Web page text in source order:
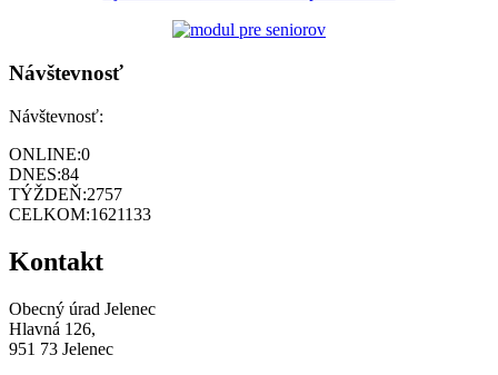
Návštevnosť
Návštevnosť:
ONLINE:0
DNES:84
TÝŽDEŇ:2757
CELKOM:1621133
Kontakt
Obecný úrad Jelenec
Hlavná 126,
951 73 Jelenec